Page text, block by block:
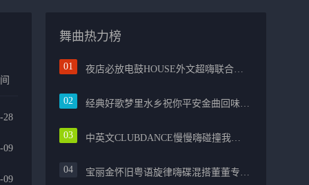
28
09
09
舞曲热力榜
夜店必放电鼓HOUSE外文超嗨联合爱的路上千万里PROG包房漫步上头
经典好歌梦里水乡祝你平安金曲回味融合光辉岁月气氛中文兄弟串烧
中英文CLUBDANCE慢慢嗨碰撞我的中国心光辉岁月弹鼓车载
宝丽金怀旧粤语旋律嗨碟混搭董董专属越南鼓节奏